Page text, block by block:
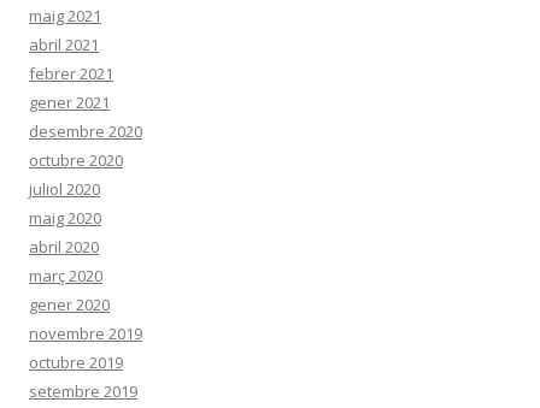
maig 2021
abril 2021
febrer 2021
gener 2021
desembre 2020
octubre 2020
juliol 2020
maig 2020
abril 2020
març 2020
gener 2020
novembre 2019
octubre 2019
setembre 2019